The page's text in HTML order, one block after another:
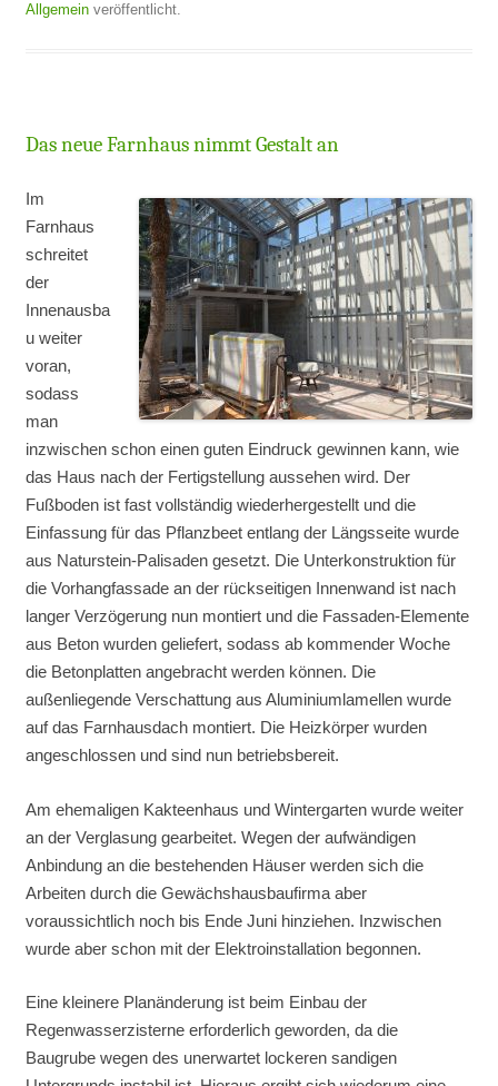
Allgemein veröffentlicht.
Das neue Farnhaus nimmt Gestalt an
Im
Farnhaus
schreitet
der
Innenausba
u weiter
voran,
sodass
man
inzwischen schon einen guten Eindruck gewinnen kann, wie
das Haus nach der Fertigstellung aussehen wird. Der
Fußboden ist fast vollständig wiederhergestellt und die
Einfassung für das Pflanzbeet entlang der Längsseite wurde
aus Naturstein-Palisaden gesetzt. Die Unterkonstruktion für
die Vorhangfassade an der rückseitigen Innenwand ist nach
langer Verzögerung nun montiert und die Fassaden-Elemente
aus Beton wurden geliefert, sodass ab kommender Woche
die Betonplatten angebracht werden können. Die
außenliegende Verschattung aus Aluminiumlamellen wurde
auf das Farnhausdach montiert. Die Heizkörper wurden
angeschlossen und sind nun betriebsbereit.
Am ehemaligen Kakteenhaus und Wintergarten wurde weiter
an der Verglasung gearbeitet. Wegen der aufwändigen
Anbindung an die bestehenden Häuser werden sich die
Arbeiten durch die Gewächshausbaufirma aber
voraussichtlich noch bis Ende Juni hinziehen. Inzwischen
wurde aber schon mit der Elektroinstallation begonnen.
Eine kleinere Planänderung ist beim Einbau der
Regenwasserzisterne erforderlich geworden, da die
Baugrube wegen des unerwartet lockeren sandigen